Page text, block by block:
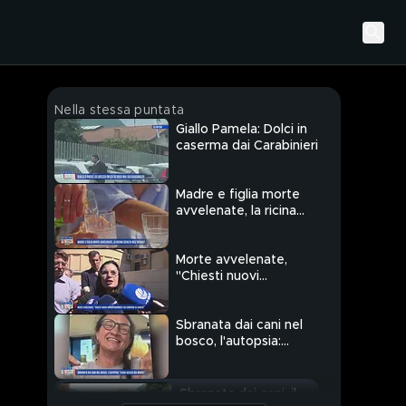
Nella stessa puntata
Giallo Pamela: Dolci in
caserma dai Carabinieri
Madre e figlia morte
avvelenate, la ricina
Morte avvelenate,
"Chiesti nuovi
Sbranata dai cani nel
bosco, l'autopsia:
Sbranata dai cani, il